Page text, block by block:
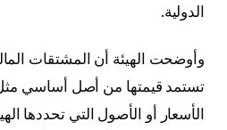
الدولية.
وأوضحت الهيئة أن المشتقات
تستمد قيمتها من أصل أساسي
الأسعار أو الأصول التي تحددها